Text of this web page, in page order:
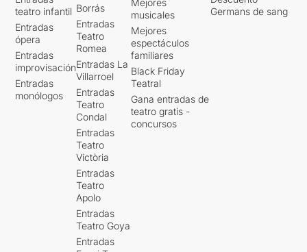
teatro infantil
Entradas
ópera
Entradas
improvisación
Entradas
monólogos
Borrás
Entradas
Teatro
Romea
Entradas La
Villarroel
Entradas
Teatro
Condal
Entradas
Teatro
Victòria
Entradas
Teatro
Apolo
Entradas
Teatro Goya
Entradas
Mejores
musicales
Mejores
espectáculos
familiares
Black Friday
Teatral
Gana entradas de
teatro gratis -
concursos
Germans de sang